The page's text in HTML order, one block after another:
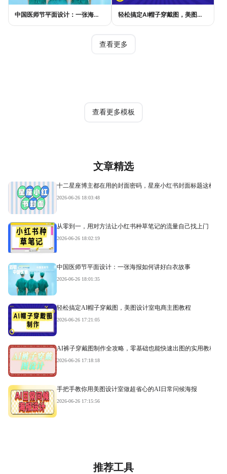
中国医师节平面设计：一张海报如何讲好白衣故事 轻松搞定AI帽子穿戴图，美图设计室电商主图教程
查看更多
查看更多模板
文章精选
十二星座博主都在用的封面密码，星座小红书封面标题这样写
2026-06-26 18:03:48
从零到一，用对方法让小红书种草笔记的流量自己找上门
2026-06-26 18:02:19
中国医师节平面设计：一张海报如何讲好白衣故事
2026-06-26 18:01:35
轻松搞定AI帽子穿戴图，美图设计室电商主图教程
2026-06-26 17:21:05
AI裤子穿戴图制作全攻略，零基础也能快速出图的实用教程
2026-06-26 17:18:18
手把手教你用美图设计室做超省心的AI日常问候海报
2026-06-26 17:15:56
推荐工具